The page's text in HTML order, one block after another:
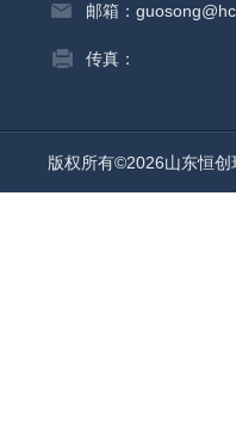
邮箱：
传真：
版权所有©2026山东恒